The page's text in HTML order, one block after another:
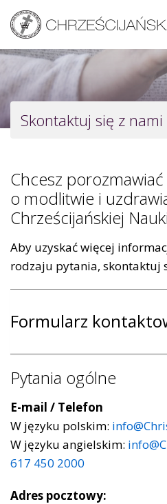
main
content
Skontaktuj się z nami
Chcesz porozmawiać
o modlitwie i
Chrześcijańskiej
Aby uzyskać więcej
rodzaju pytania, skontaktuj
Formularz
Pytania ogólne
E-mail / Telefon
W języku polskim:
W języku angielskim:
617 450 2000
Adres pocztowy: